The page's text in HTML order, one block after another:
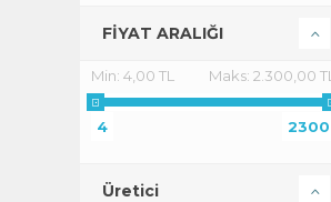
Öncü
Sasta
FİYAT ARALIĞI
Min: 4,00 TL Maks: 2.300,00 TL
4 2300
Üretici